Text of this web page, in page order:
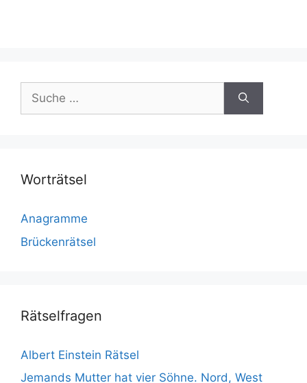
Suche
nach:
Worträtsel
Anagramme
Brückenrätsel
Rätselfragen
Albert Einstein Rätsel
Jemands Mutter hat vier Söhne. Nord, West